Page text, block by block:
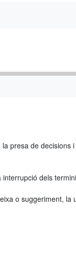
presa de
dels
o suggeriment,